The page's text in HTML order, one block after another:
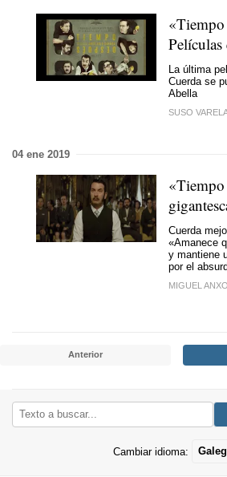
«Tiempo
Películas
La última
Cuerda se
Abella
SUSO
04 ene 2019
«Tiempo
Cuerda
«Amanece
y mantiene
por el
MIGUEL
Anterior
Cambiar idioma: